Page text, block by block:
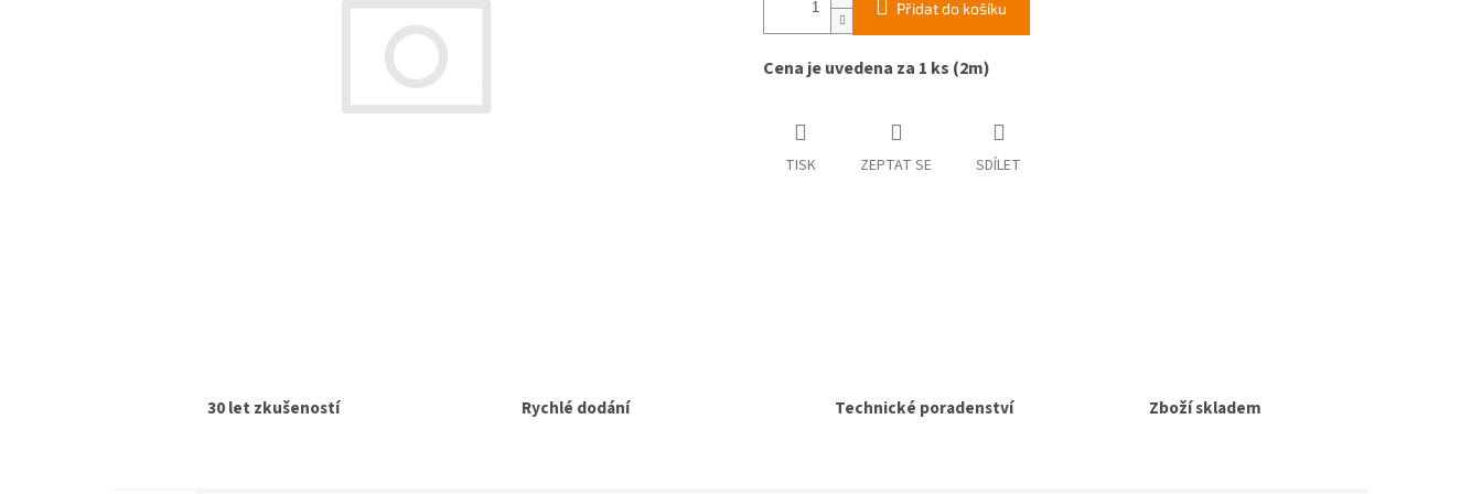
Přidat do košíku
Cena je uvedena za 1 ks (2m)
TISK ZEPTAT SE SDÍLET
30 let zkušeností Rychlé dodání Technické poradenství Zboží skladem